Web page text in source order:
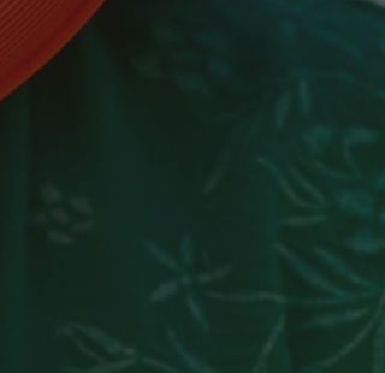
odchudzający Start